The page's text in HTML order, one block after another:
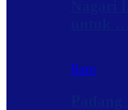
Baru